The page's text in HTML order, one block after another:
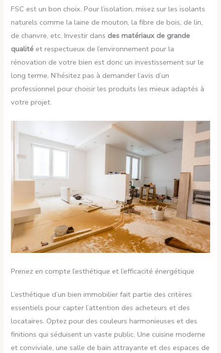
FSC est un bon choix. Pour l’isolation, misez sur les isolants
naturels comme la laine de mouton, la fibre de bois, de lin,
de chanvre, etc. Investir dans des matériaux de grande
qualité et respectueux de l’environnement pour la
rénovation de votre bien est donc un investissement sur le
long terme. N’hésitez pas à demander l’avis d’un
professionnel pour choisir les produits les mieux adaptés à
votre projet.
Prenez en compte l’esthétique et l’efficacité énergétique
L’esthétique d’un bien immobilier fait partie des critères
essentiels pour capter l’attention des acheteurs et des
locataires. Optez pour des couleurs harmonieuses et des
finitions qui séduisent un vaste public. Une cuisine moderne
et conviviale, une salle de bain attrayante et des espaces de